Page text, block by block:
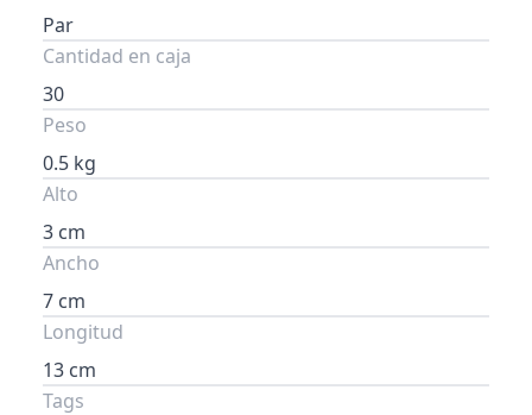
Par
Cantidad en caja
30
Peso
0.5 kg
Alto
3 cm
Ancho
7 cm
Longitud
13 cm
Tags